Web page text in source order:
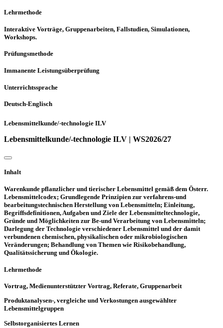
Lehrmethode
Interaktive Vorträge, Gruppenarbeiten, Fallstudien, Simulationen,
Workshops.
Prüfungsmethode
Immanente Leistungsüberprüfung
Unterrichtssprache
Deutsch-Englisch
Lebensmittelkunde/-technologie ILV
Lebensmittelkunde/-technologie ILV | WS2026/27
Inhalt
Warenkunde pflanzlicher und tierischer Lebensmittel gemäß dem Österr.
Lebensmittelcodex; Grundlegende Prinzipien zur verfahrens-und
bearbeitungstechnischen Herstellung von Lebensmitteln; Einleitung,
Begriffsdefinitionen, Aufgaben und Ziele der Lebensmitteltechnologie,
Gründe und Möglichkeiten zur Be-und Verarbeitung von Lebensmitteln;
Darlegung der Technologie verschiedener Lebensmittel und der damit
verbundenen chemischen, physikalischen oder mikrobiologischen
Veränderungen; Behandlung von Themen wie Risikobehandlung,
Qualitätssicherung und Ökologie.
Lehrmethode
Vortrag, Medienunterstützter Vortrag, Referate, Gruppenarbeit
Produktanalysen-, vergleiche und Verkostungen ausgewählter
Lebensmittelgruppen
Selbstorganisiertes Lernen